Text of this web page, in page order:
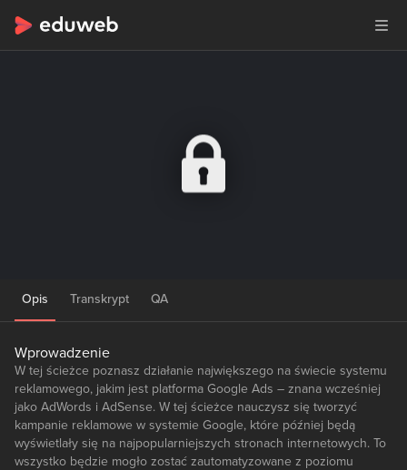
Opis Transkrypt QA
Wprowadzenie
W tej ścieżce poznasz działanie największego na świecie systemu
reklamowego, jakim jest platforma Google Ads – znana wcześniej
jako AdWords i AdSense. W tej ścieżce nauczysz się tworzyć
kampanie reklamowe w systemie Google, które później będą
wyświetlały się na najpopularniejszych stronach internetowych. To
wszystko będzie mogło zostać zautomatyzowane z poziomu